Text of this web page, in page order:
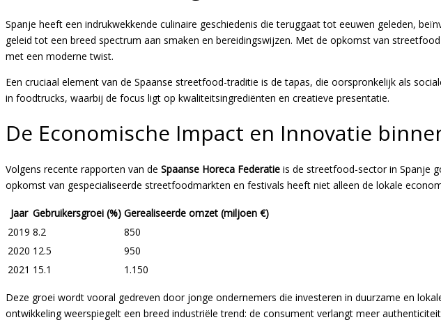
Spanje heeft een indrukwekkende culinaire geschiedenis die teruggaat tot eeuwen geleden,
geleid tot een breed spectrum aan smaken en bereidingswijzen. Met de opkomst van
met een moderne twist.
Een cruciaal element van de Spaanse streetfood-traditie is de tapas, die oorspronkelijk als
in foodtrucks, waarbij de focus ligt op kwaliteitsingrediënten en creatieve presentatie.
De Economische Impact en Innovatie
Volgens recente rapporten van de Spaanse Horeca Federatie is de streetfood-sector in Spanje
opkomst van gespecialiseerde streetfoodmarkten en festivals heeft niet alleen de lokale
Jaar Gebruikersgroei (%) Gerealiseerde omzet (miljoen €)
2019 8.2
850
2020 12.5
950
2021 15.1 1.150
Deze groei wordt vooral gedreven door jonge ondernemers die investeren in duurzame en
ontwikkeling weerspiegelt een breed industriële trend: de consument verlangt meer